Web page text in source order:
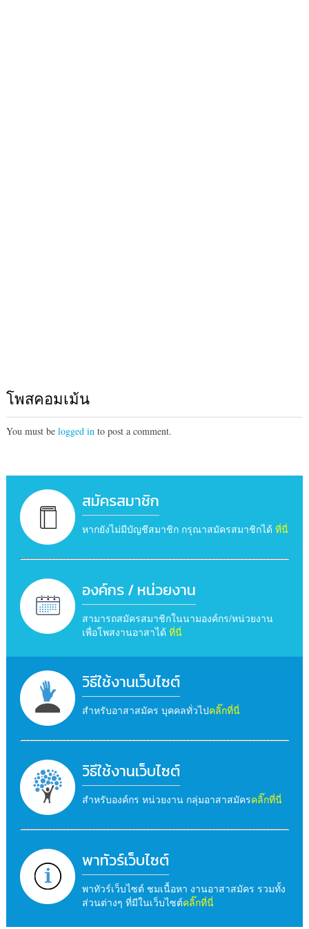
โพสคอมเม้น
You must be logged into post a comment.
สมัครสมาชิก
หากยังไม่มีบัญชีสมาชิก กรุณาสมัครสมาชิกได้ ที่นี่
องค์กร / หน่วยงาน
สามารถสมัครสมาชิกในนามองค์กร/หน่วยงาน
เพื่อโพสงานอาสาได้ ที่นี่
วิธีใช้งานเว็บไซต์
สำหรับอาสาสมัคร บุคคลทั่วไปคลิ๊กที่นี่
วิธีใช้งานเว็บไซต์
สำหรับองค์กร หน่วยงาน กลุ่มอาสาสมัครคลิ๊กที่นี่
พาทัวร์เว็บไซต์
พาทัวร์เว็บไซต์ ชมเนื้อหา งานอาสาสมัคร รวมทั้ง
ส่วนต่างๆ ที่มีในเว็บไซต์คลิ๊กที่นี่